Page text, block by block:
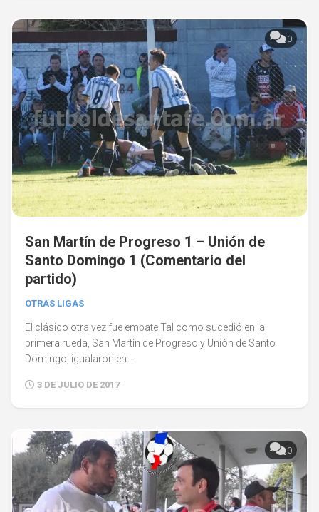
0
San Martín de Progreso 1 – Unión de
Santo Domingo 1 (Comentario del
partido)
OTRAS LIGAS
El clásico otra vez fue empate Tal como sucedió en la
primera rueda, San Martín de Progreso y Unión de Santo
Domingo, igualaron en...
3 DE JULIO DE 2017
0